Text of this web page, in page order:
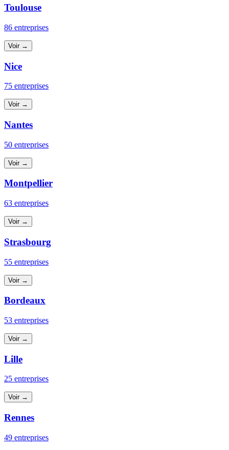
Toulouse
86 entreprises
Voir →
Nice
75 entreprises
Voir →
Nantes
50 entreprises
Voir →
Montpellier
63 entreprises
Voir →
Strasbourg
55 entreprises
Voir →
Bordeaux
53 entreprises
Voir →
Lille
25 entreprises
Voir →
Rennes
49 entreprises